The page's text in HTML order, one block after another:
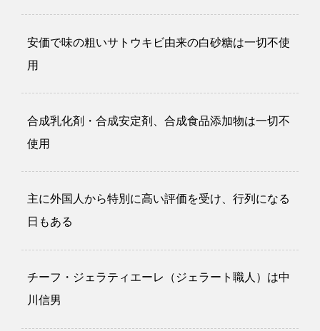
安価で味の粗いサトウキビ由来の白砂糖は一切不使
用
合成乳化剤・合成安定剤、合成食品添加物は一切不
使用
主に外国人から特別に高い評価を受け、行列になる
日もある
チーフ・ジェラティエーレ（ジェラート職人）は中
川信男